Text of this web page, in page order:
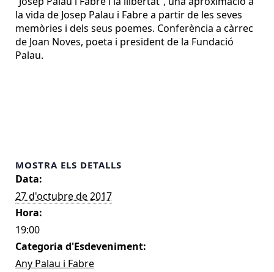
la vida de Josep Palau i Fabre a partir de les seves
memòries i dels seus poemes. Conferència a càrrec
de Joan Noves, poeta i president de la Fundació
Palau.
MOSTRA ELS DETALLS
Data:
27 d'octubre de 2017
Hora:
19:00
Categoria d'Esdeveniment:
Any Palau i Fabre